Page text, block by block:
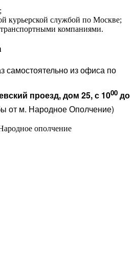
курьерской службой по Москве;
компаниями.
самостоятельно из офиса по
проезд, дом 25, с 1000 до
от м. Народное Ополчение)
ополчение